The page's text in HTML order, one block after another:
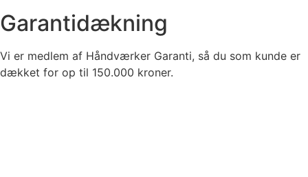
Garantidækning
Vi er medlem af Håndværker Garanti, så du som kunde er
dækket for op til 150.000 kroner.